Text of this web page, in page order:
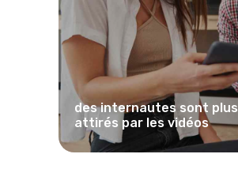
des internautes sont plus
attirés par les vidéos